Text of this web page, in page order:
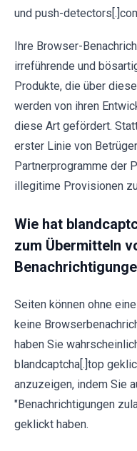
und push-
Ihre Browser-
irreführende und
Produkte, die über
werden von ihren
diese Art gefördert.
erster Linie von
Partnerprogramme der
illegitime Provisionen
Wie hat
zum Übermitteln
Seiten können ohne
keine
haben Sie
blandcaptcha[.]top
anzuzeigen, indem Sie
"Benachrichtigungen
geklickt haben.